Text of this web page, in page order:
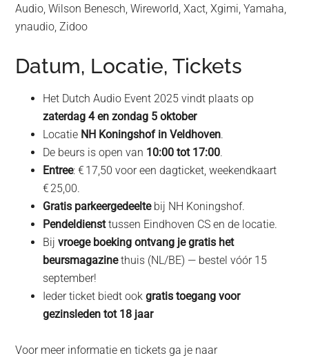
Audio, Wilson Benesch, Wireworld, Xact, Xgimi, Yamaha,
ynaudio, Zidoo
Datum, Locatie, Tickets
Het Dutch Audio Event 2025 vindt plaats op
zaterdag 4 en zondag 5 oktober
Locatie NH Koningshof in Veldhoven.
De beurs is open van 10:00 tot 17:00.
Entree: € 17,50 voor een dagticket, weekendkaart
€ 25,00.
Gratis parkeergedeeltebij NH Koningshof.
Pendeldiensttussen Eindhoven CS en de locatie.
Bijvroege boeking ontvang je gratis het
beursmagazinethuis (NL/BE) — bestel vóór 15
september!
Ieder ticket biedt ookgratis toegang voor
gezinsleden tot 18 jaar
Voor meer informatie en tickets ga je naar